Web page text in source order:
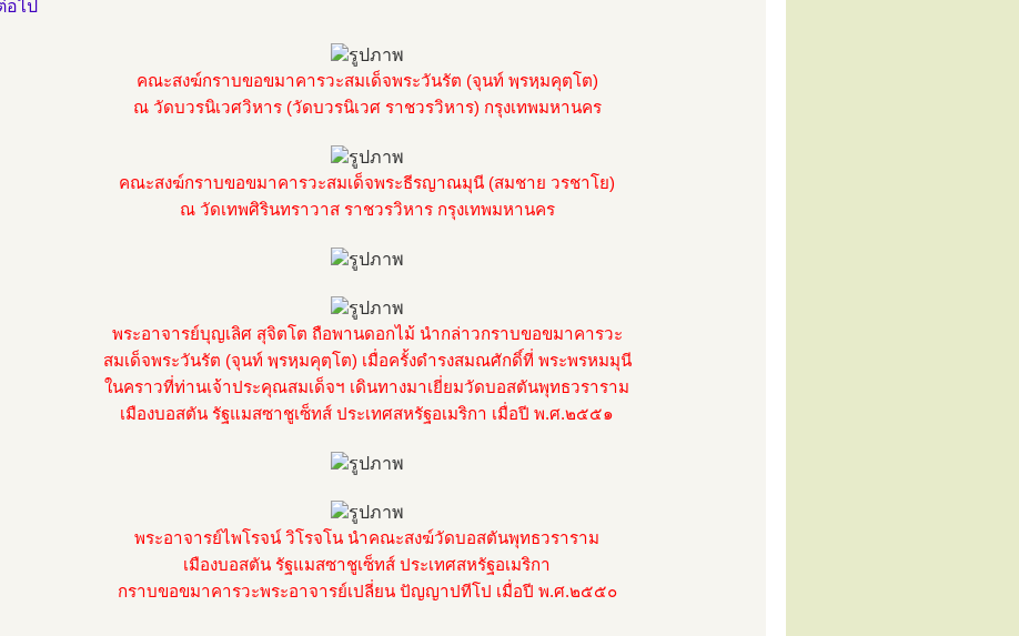
อไป
คณะสงฆ์กราบขอขมาคารวะสมเด็จพระวันรัต (จุนท์ พฺรหฺมคุตฺโต)
ณ วัดบวรนิเวศวิหาร (วัดบวรนิเวศ ราชวรวิหาร) กรุงเทพมหานคร
คณะสงฆ์กราบขอขมาคารวะสมเด็จพระธีรญาณมุนี (สมชาย วรชาโย)
ณ วัดเทพศิรินทราวาส ราชวรวิหาร กรุงเทพมหานคร
พระอาจารย์บุญเลิศ สุจิตโต ถือพานดอกไม้ นำกล่าวกราบขอขมาคารวะ
สมเด็จพระวันรัต (จุนท์ พฺรหฺมคุตฺโต) เมื่อครั้งดำรงสมณศักดิ์ที่ พระพรหมมุนี
ในคราวที่ท่านเจ้าประคุณสมเด็จฯ เดินทางมาเยี่ยมวัดบอสตันพุทธวราราม
เมืองบอสตัน รัฐแมสซาชูเซ็ทส์ ประเทศสหรัฐอเมริกา เมื่อปี พ.ศ.๒๕๕๑
พระอาจารย์ไพโรจน์ วิโรจโน นำคณะสงฆ์วัดบอสตันพุทธวราราม
เมืองบอสตัน รัฐแมสซาชูเซ็ทส์ ประเทศสหรัฐอเมริกา
กราบขอขมาคารวะพระอาจารย์เปลี่ยน ปัญญาปทีโป เมื่อปี พ.ศ.๒๕๕๐